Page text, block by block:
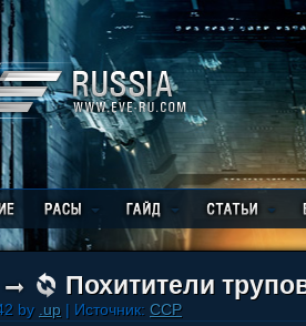
Похитители
by .up | Источник: CCP